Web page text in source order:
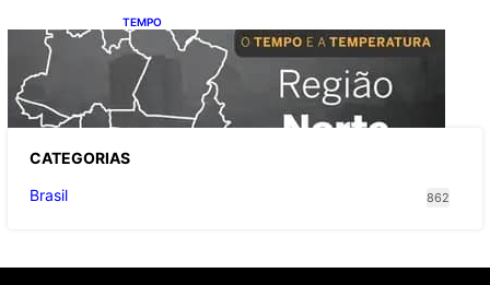
TEMPO
O TEMPO E A TEMPERATURA: segunda
mantém chuva na faixa oeste da Região
Norte
CATEGORIAS
Brasil
862